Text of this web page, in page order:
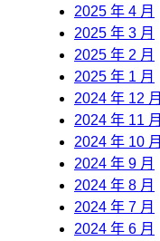
2025 年 4 月
2025 年 3 月
2025 年 2 月
2025 年 1 月
2024 年 12 月
2024 年 11 月
2024 年 10 月
2024 年 9 月
2024 年 8 月
2024 年 7 月
2024 年 6 月